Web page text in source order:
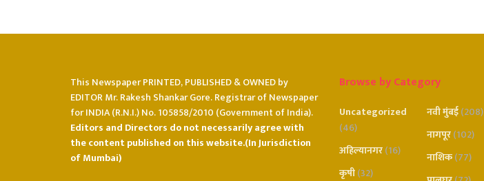
This Newspaper PRINTED, PUBLISHED & OWNED by
EDITOR Mr. Rakesh Shankar Gore. Registrar of Newspaper
for INDIA (R.N.I.) No. 105858/2010 (Government of India).
Editors and Directors do not necessarily agree with
the content published on this website.(In Jurisdiction
of Mumbai)
Browse by Category
Uncategorized
(46)
अहिल्यानगर(16)
कृषी(32)
नवी मुंबई(208)
नागपूर(102)
नाशिक(77)